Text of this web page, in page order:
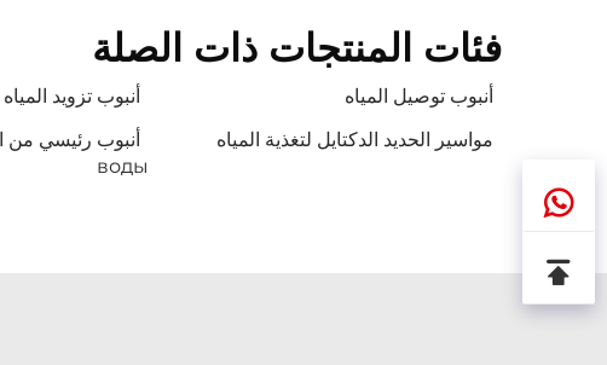
فئات المنتجات ذات الصلة
أنبوب توصيل المياه أنبوب تزويد المياه
مواسير الحديد الدكتايل لتغذية المياه
أنبوب رئيسي من
воды